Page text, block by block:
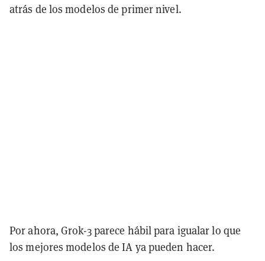
atrás de los modelos de primer nivel.
Por ahora, Grok-3 parece hábil para igualar lo que
los mejores modelos de IA ya pueden hacer.